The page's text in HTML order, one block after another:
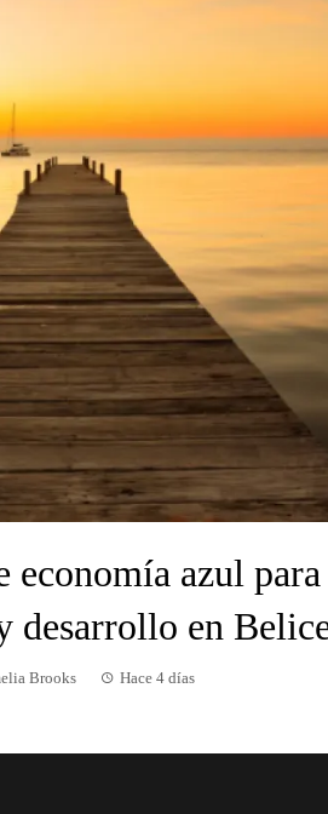
economía azul
desarrollo en
Brooks Hace 4 días